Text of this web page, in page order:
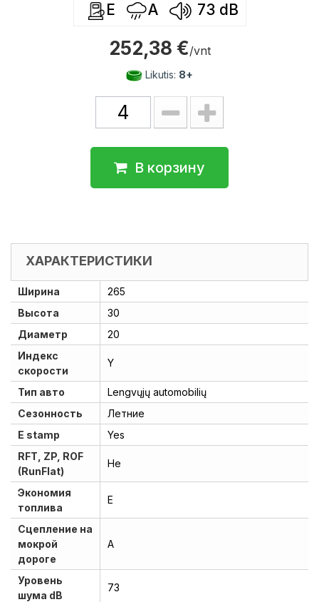
E A 73 dB
252,38 €/vnt
Likutis: 8+
В корзину
ХАРАКТЕРИСТИКИ
Ширина
265
Высота
30
Диаметр
20
Индекс
скорости
Y
Тип авто
Lengvųjų automobilių
Сезонность
Летние
E stamp
Yes
RFT, ZP, ROF
(RunFlat)
He
Экономия
топлива
E
Сцепление на
мокрой
дороге
A
Уровень
шума dB
73